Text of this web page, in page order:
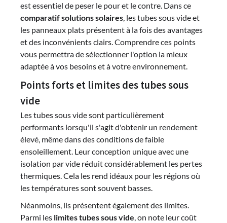
est essentiel de peser le pour et le contre. Dans ce
comparatif solutions solaires, les tubes sous vide et
les panneaux plats présentent à la fois des avantages
et des inconvénients clairs. Comprendre ces points
vous permettra de sélectionner l'option la mieux
adaptée à vos besoins et à votre environnement.
Points forts et limites des tubes sous
vide
Les tubes sous vide sont particulièrement
performants lorsqu'il s'agit d'obtenir un rendement
élevé, même dans des conditions de faible
ensoleillement. Leur conception unique avec une
isolation par vide réduit considérablement les pertes
thermiques. Cela les rend idéaux pour les régions où
les températures sont souvent basses.
Néanmoins, ils présentent également des limites.
Parmi les limites tubes sous vide, on note leur coût